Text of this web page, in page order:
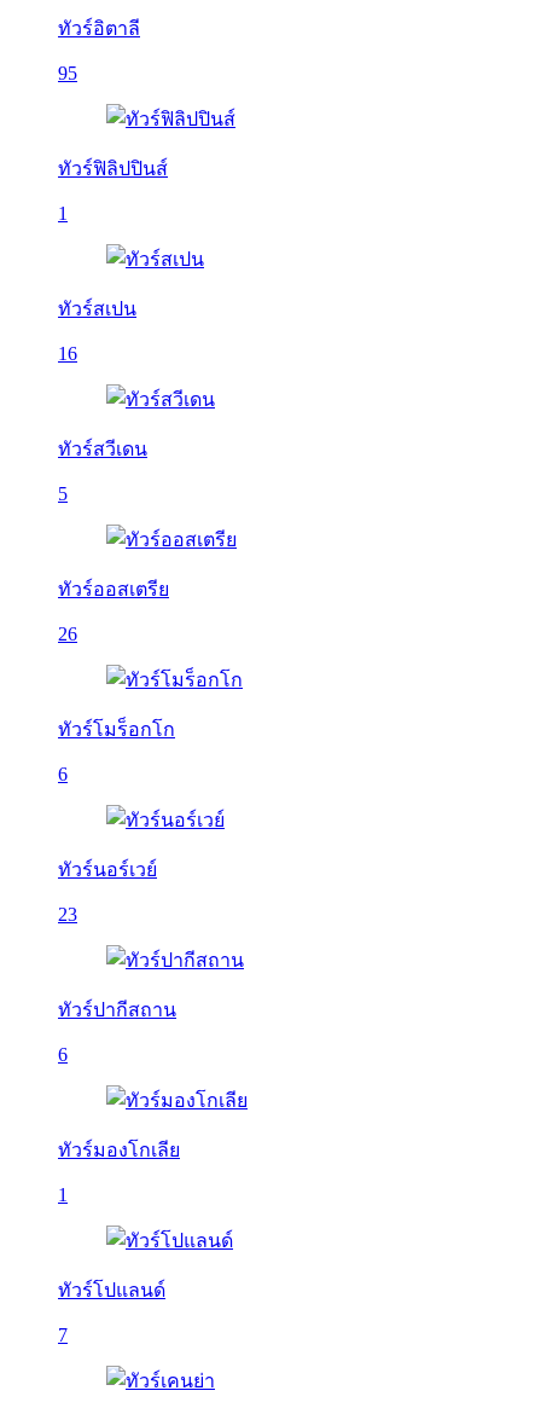
ทัวร์อิตาลี
95
ทัวร์ฟิลิปปินส์
1
ทัวร์สเปน
16
ทัวร์สวีเดน
5
ทัวร์ออสเตรีย
26
ทัวร์โมร็อกโก
6
ทัวร์นอร์เวย์
23
ทัวร์ปากีสถาน
6
ทัวร์มองโกเลีย
1
ทัวร์โปแลนด์
7